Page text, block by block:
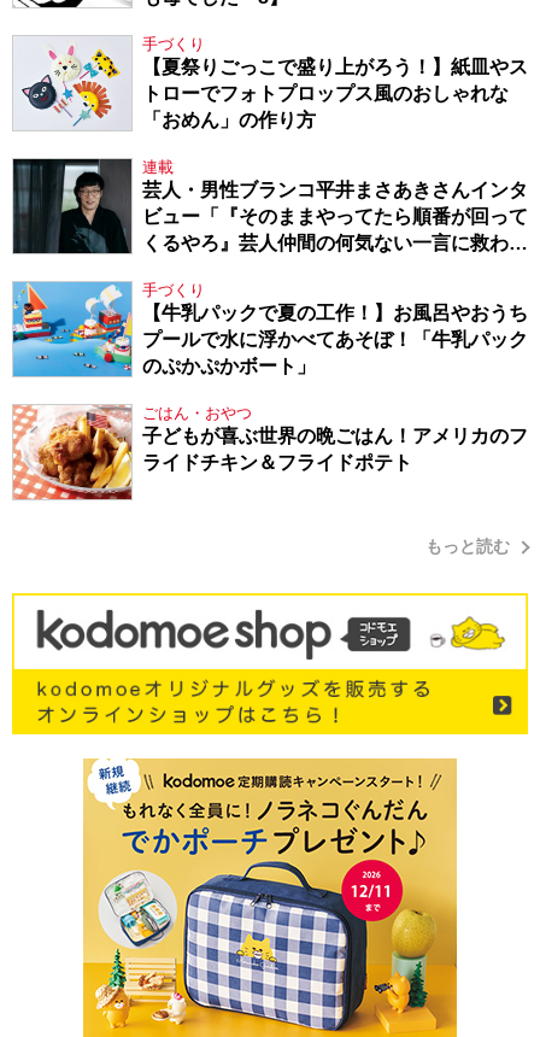
手づくり
【夏祭りごっこで盛り上がろう！】紙皿やス
トローでフォトプロップス風のおしゃれな
「おめん」の作り方
連載
芸人・男性ブランコ平井まさあきさんインタ
ビュー「『そのままやってたら順番が回って
くるやろ』芸人仲間の何気ない一言に救われ
手づくり
【牛乳パックで夏の工作！】お風呂やおうち
プールで水に浮かべてあそぼ！「牛乳パック
のぷかぷかボート」
ごはん・おやつ
子どもが喜ぶ世界の晩ごはん！アメリカのフ
ライドチキン＆フライドポテト
もっと読む